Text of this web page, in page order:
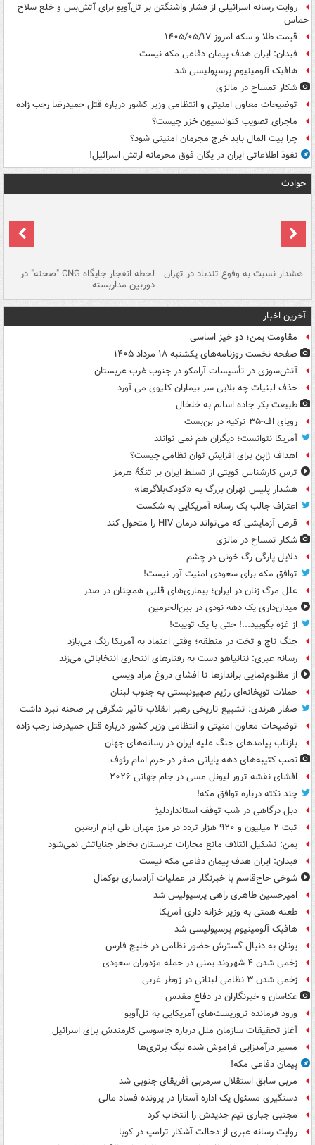
روایت رسانه اسرائیلی از فشار واشنگتن بر تل‌آویو برای آتش‌بس و خلع سلاح
حماس
قیمت طلا و سکه امروز ۱۴۰۵/۰۵/۱۷
فیدان: ایران هدف پیمان دفاعی مکه نیست
هافبک آلومینیوم پرسپولیسی شد
شکار تمساح در مالزی
توضیحات معاون امنیتی و انتظامی وزیر کشور درباره قتل حمیدرضا رجب زاده
ماجرای تصویب کنوانسیون خزر چیست؟
چرا بیت المال باید خرج مجرمان امنیتی شود؟
نفوذ اطلاعاتی ایران در یگان فوق محرمانه ارتش اسرائیل!
حوادث
هشدار نسبت به وفوع تندباد در تهران لحظه انفجار جایگاه CNG "صحنه" در
دوربین مداربسته
آخرین اخبار
مقاومت یمن؛ دو خیز اساسی
صفحه نخست روزنامه‌های یکشنبه ۱۸ مرداد ۱۴۰۵
آتش‌سوزی در تأسیسات آرامکو در جنوب غرب عربستان
حذف لبنیات چه بلایی سر بیماران کلیوی می آورد
طبیعت بکر جاده اسالم به خلخال
رویای اف-۳۵ ترکیه در بن‌بست
آمریکا نتوانست؛ دیگران هم نمی توانند
اهداف ژاپن برای افزایش توان نظامی چیست؟
ترس کارشناس کویتی از تسلط ایران بر تنگۀ هرمز
هشدار پلیس تهران بزرگ به «کودک‌بلاگرها»
اعتراف جالب یک رسانه آمریکایی به شکست
قرص آزمایشی که می‌تواند درمان HIV را متحول کند
شکار تمساح در مالزی
دلایل پارگی رگ خونی در چشم
توافق مکه برای سعودی امنیت آور نیست!
علل مرگ زنان در ایران؛ بیماری‌های قلبی همچنان در صدر
میدان‌داری یک دهه نودی در بین‌الحرمین
از غزه بگویید...! حتی با یک توییت!
جنگ تاج و تخت در منطقه؛ وقتی اعتماد به آمریکا رنگ می‌بازد
رسانه عبری: نتانیاهو دست به رفتارهای انتحاری انتخاباتی می‌زند
از مظلوم‌نمایی براندازها تا افشای دروغ مراد ویسی
حملات توپخانه‌ای رژیم صهیونیستی به جنوب لبنان
صفار هرندی: تشییع تاریخی رهبر انقلاب تاثیر شگرفی بر صحنه نبرد داشت
توضیحات معاون امنیتی و انتظامی وزیر کشور درباره قتل حمیدرضا رجب زاده
بازتاب پیامدهای جنگ علیه ایران در رسانه‌های جهان
نصب کتیبه‌های دهه پایانی صفر در حرم امام رئوف
افشای نقشه ترور لیونل مسی در جام جهانی ۲۰۲۶
چند نکته درباره توافق مکه!
دبل درگاهی در شب توقف استانداردلیژ
ثبت ۲ میلیون و ۹۲۰ هزار تردد در مرز مهران طی ایام اربعین
یمن: تشکیل ائتلاف مانع مجازات عربستان بخاطر جنایاتش نمی‌شود
فیدان: ایران هدف پیمان دفاعی مکه نیست
شوخی حاج‌قاسم با خبرنگار در عملیات آزادسازی بوکمال
امیرحسین طاهری راهی پرسپولیس شد
طعنه همتی به وزیر خزانه داری آمریکا
هافبک آلومینیوم پرسپولیسی شد
یونان به دنبال گسترش حضور نظامی در خلیج فارس
زخمی شدن ۴ شهروند یمنی در حمله مزدوران سعودی
زخمی شدن ۳ نظامی لبنانی در زوطر غربی
عکاسان و خبرنگاران در دفاع مقدس
ورود فرمانده تروریست‌های آمریکایی به تل‌آویو
آغاز تحقیقات سازمان ملل درباره جاسوسی کارمندش برای اسرائیل
مسیر درآمدزایی فراموش شده لیگ برتری‌ها
پیمان دفاعی مکه!
مربی سابق استقلال سرمربی آفریقای جنوبی شد
دستگیری مسئول یک اداره آستارا در پرونده فساد مالی
مجتبی جباری تیم جدیدش را انتخاب کرد
روایت رسانه عبری از دخالت آشکار ترامپ در کوبا